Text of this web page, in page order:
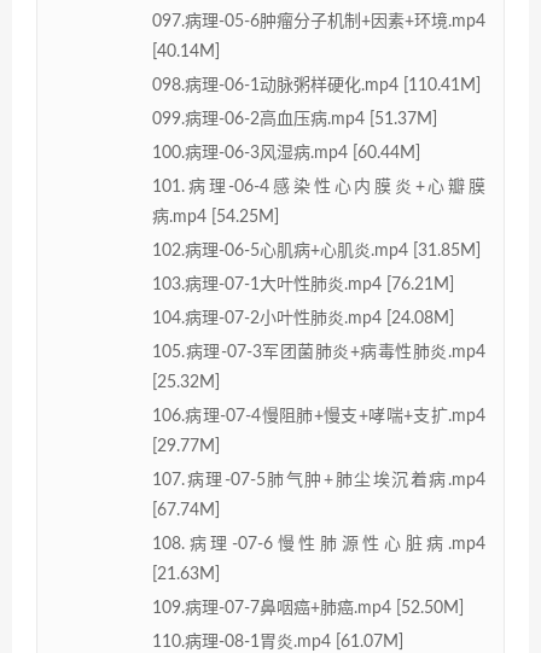
097.病理-05-6肿瘤分子机制+因素+环境.mp4
[40.14M]
098.病理-06-1动脉粥样硬化.mp4 [110.41M]
099.病理-06-2高血压病.mp4 [51.37M]
100.病理-06-3风湿病.mp4 [60.44M]
101.病理-06-4感染性心内膜炎+心瓣膜
病.mp4 [54.25M]
102.病理-06-5心肌病+心肌炎.mp4 [31.85M]
103.病理-07-1大叶性肺炎.mp4 [76.21M]
104.病理-07-2小叶性肺炎.mp4 [24.08M]
105.病理-07-3军团菌肺炎+病毒性肺炎.mp4
[25.32M]
106.病理-07-4慢阻肺+慢支+哮喘+支扩.mp4
[29.77M]
107.病理-07-5肺气肿+肺尘埃沉着病.mp4
[67.74M]
108.病理-07-6慢性肺源性心脏病.mp4
[21.63M]
109.病理-07-7鼻咽癌+肺癌.mp4 [52.50M]
110.病理-08-1胃炎.mp4 [61.07M]